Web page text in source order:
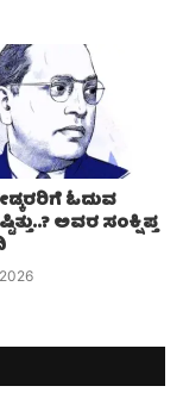
ಓದುವ
ಅವರ ಸಂಕ್ಷಿಪ್ತ